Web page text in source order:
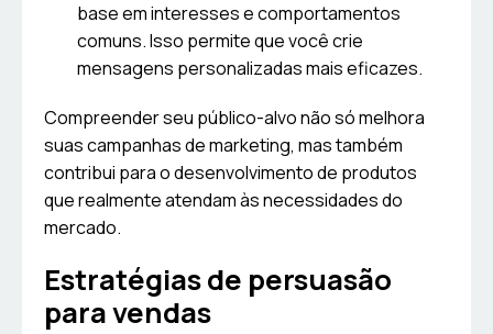
base em interesses e comportamentos
comuns. Isso permite que você crie
mensagens personalizadas mais eficazes.
Compreender seu público-alvo não só melhora
suas campanhas de marketing, mas também
contribui para o desenvolvimento de produtos
que realmente atendam às necessidades do
mercado.
Estratégias de persuasão
para vendas